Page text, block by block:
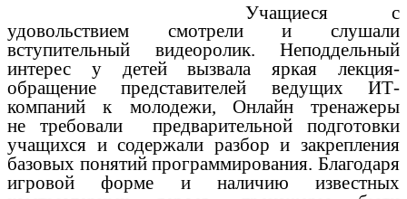
Учащиеся с
удовольствием смотрели и слушали
вступительный видеоролик. Неподдельный
интерес у детей вызвала яркая лекция-
обращение представителей ведущих ИТ-
компаний к молодежи,
Онлайн тренажеры
не требовали предварительной подготовки
учащихся и содержали разбор и закрепления
базовых понятий программирования. Благодаря
игровой форме и наличию известных